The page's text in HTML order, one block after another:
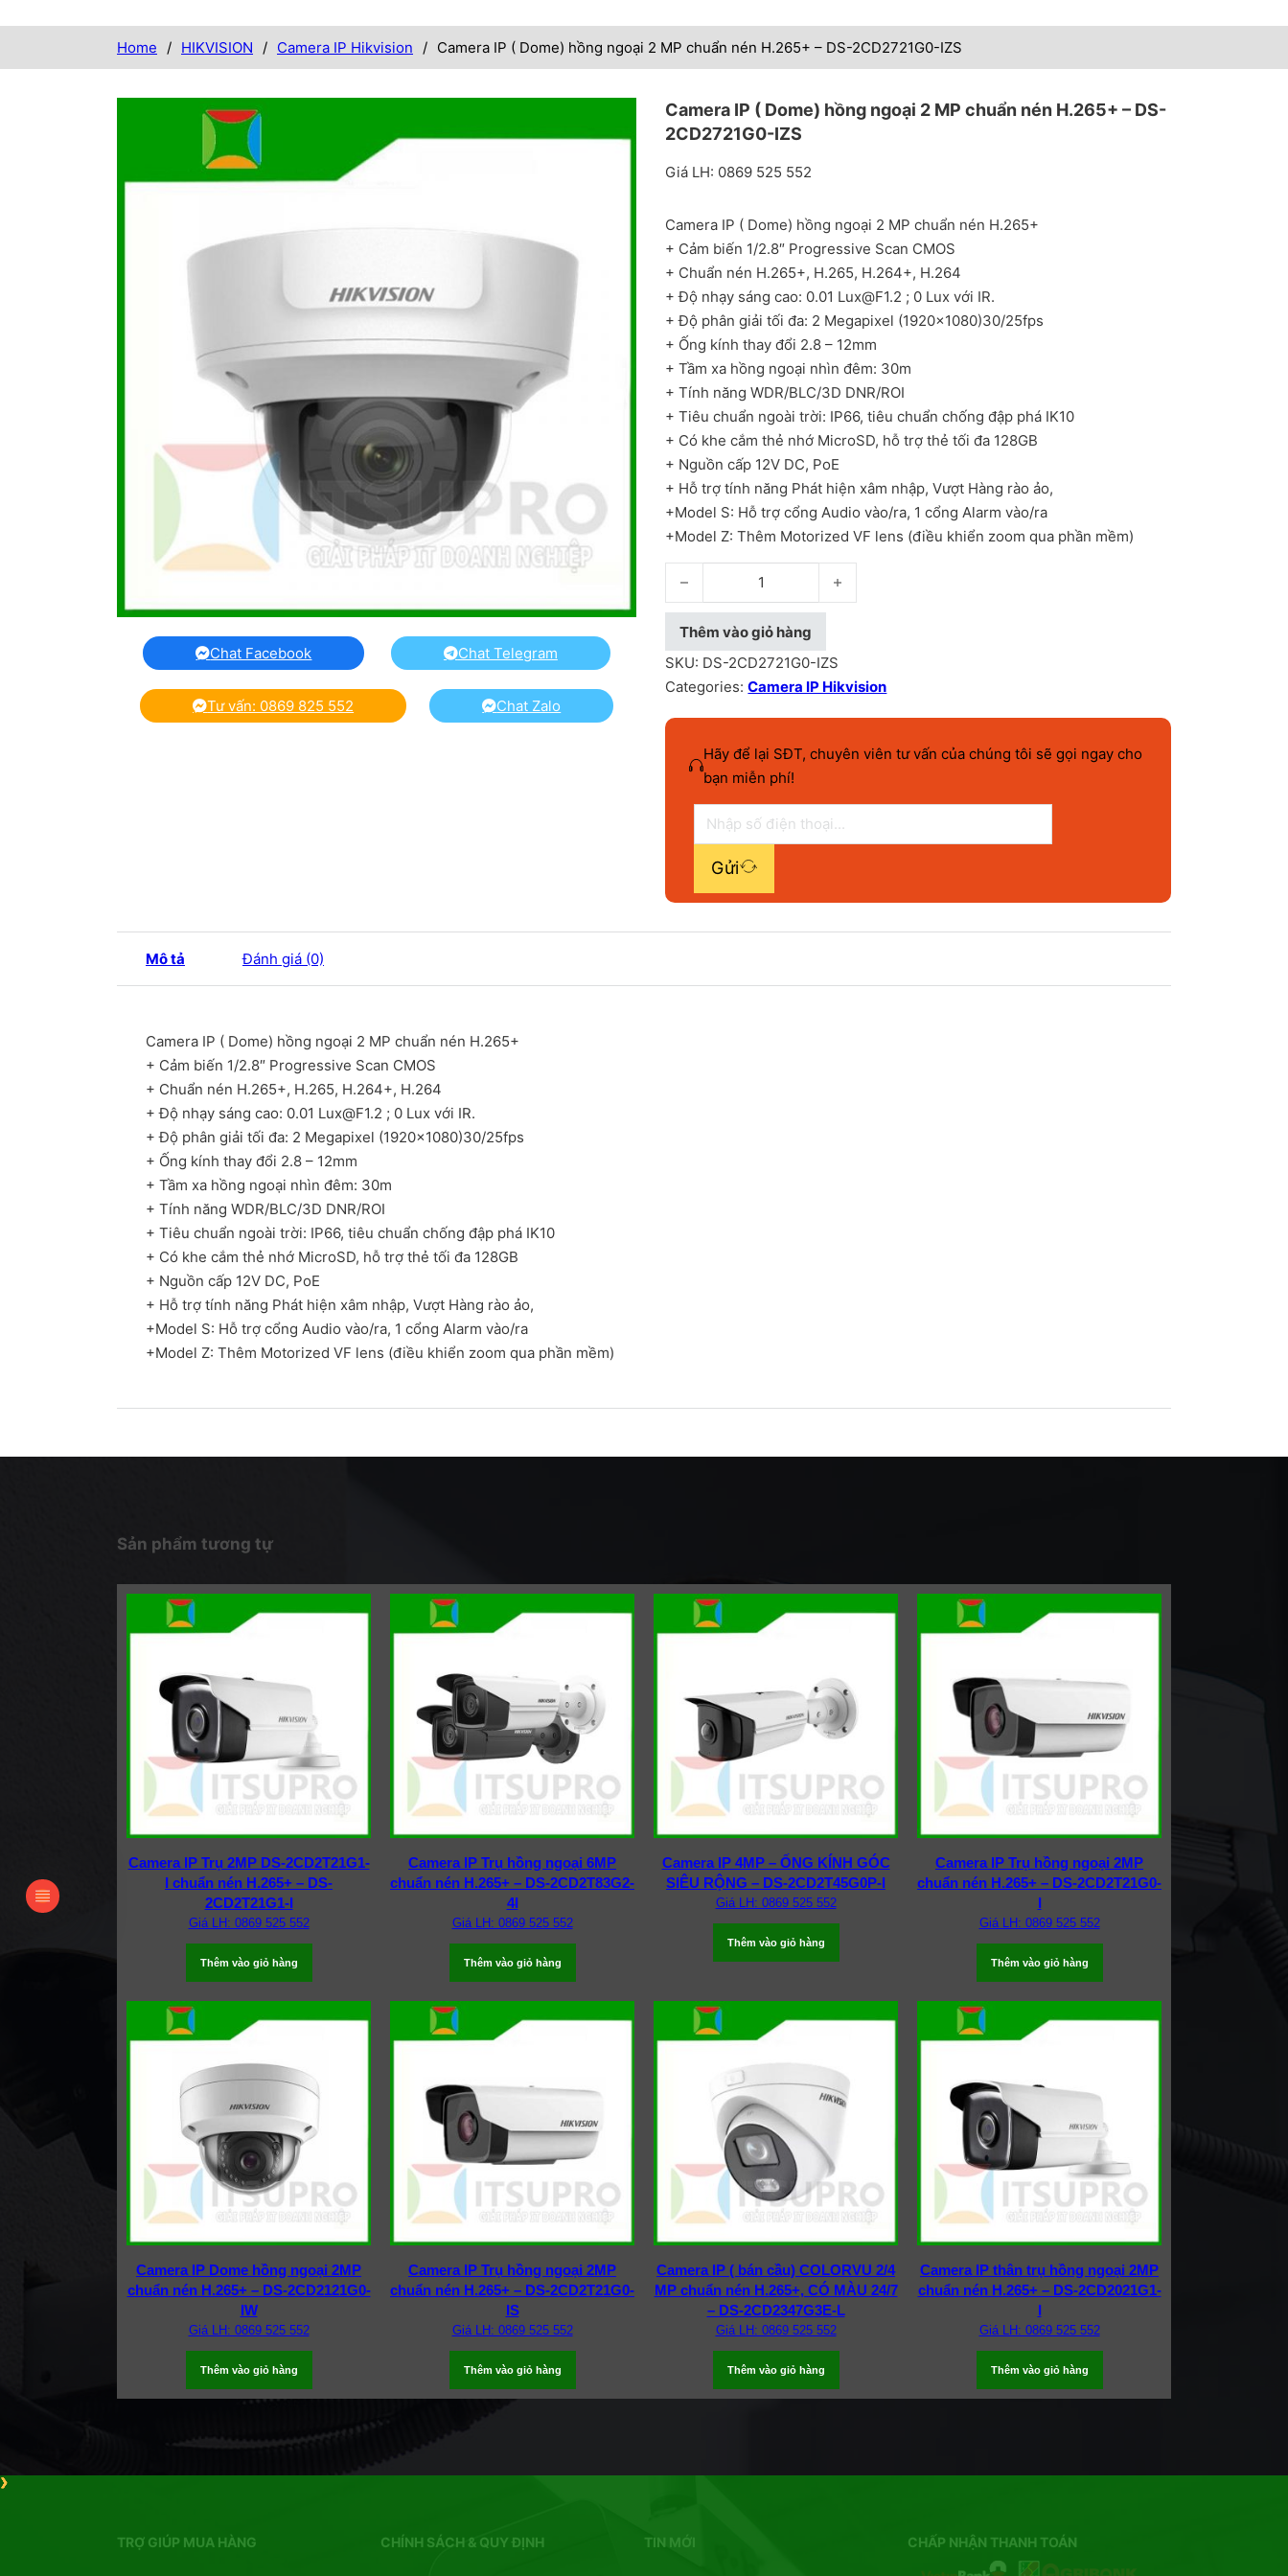
Home / HIKVISION / Camera IP Hikvision / Camera IP ( Dome) hồng ngoại 2 MP chuẩn nén H.265+ – DS-2CD2721G0-IZS
Chat Facebook Chat Telegram
Tư vấn: 0869 825 552 Chat Zalo
Camera IP ( Dome) hồng ngoại 2 MP chuẩn nén H.265+ – DS-
2CD2721G0-IZS
Giá LH: 0869 525 552
Camera IP ( Dome) hồng ngoại 2 MP chuẩn nén H.265+
+ Cảm biến 1/2.8″ Progressive Scan CMOS
+ Chuẩn nén H.265+, H.265, H.264+, H.264
+ Độ nhạy sáng cao: 0.01 Lux@F1.2 ; 0 Lux với IR.
+ Độ phân giải tối đa: 2 Megapixel (1920×1080)30/25fps
+ Ống kính thay đổi 2.8 – 12mm
+ Tầm xa hồng ngoại nhìn đêm: 30m
+ Tính năng WDR/BLC/3D DNR/ROI
+ Tiêu chuẩn ngoài trời: IP66, tiêu chuẩn chống đập phá IK10
+ Có khe cắm thẻ nhớ MicroSD, hỗ trợ thẻ tối đa 128GB
+ Nguồn cấp 12V DC, PoE
+ Hỗ trợ tính năng Phát hiện xâm nhập, Vượt Hàng rào ảo,
+Model S: Hỗ trợ cổng Audio vào/ra, 1 cổng Alarm vào/ra
+Model Z: Thêm Motorized VF lens (điều khiển zoom qua phần mềm)
Camera IP ( Dome) hồng ngoại 2 MP chuẩn nén H.265+ - DS-2CD2721G0-IZS số lượng
Thêm vào giỏ hàng
SKU: DS-2CD2721G0-IZS
Categories:Camera IP Hikvision
Hãy để lại SĐT, chuyên viên tư vấn của chúng tôi sẽ gọi ngay cho
bạn miễn phí!
Gửi
Mô tả Đánh giá (0)
Camera IP ( Dome) hồng ngoại 2 MP chuẩn nén H.265+
+ Cảm biến 1/2.8″ Progressive Scan CMOS
+ Chuẩn nén H.265+, H.265, H.264+, H.264
+ Độ nhạy sáng cao: 0.01 Lux@F1.2 ; 0 Lux với IR.
+ Độ phân giải tối đa: 2 Megapixel (1920×1080)30/25fps
+ Ống kính thay đổi 2.8 – 12mm
+ Tầm xa hồng ngoại nhìn đêm: 30m
+ Tính năng WDR/BLC/3D DNR/ROI
+ Tiêu chuẩn ngoài trời: IP66, tiêu chuẩn chống đập phá IK10
+ Có khe cắm thẻ nhớ MicroSD, hỗ trợ thẻ tối đa 128GB
+ Nguồn cấp 12V DC, PoE
+ Hỗ trợ tính năng Phát hiện xâm nhập, Vượt Hàng rào ảo,
+Model S: Hỗ trợ cổng Audio vào/ra, 1 cổng Alarm vào/ra
+Model Z: Thêm Motorized VF lens (điều khiển zoom qua phần mềm)
Sản phẩm tương tự
Camera IP Trụ 2MP DS-2CD2T21G1-
I chuẩn nén H.265+ – DS-
2CD2T21G1-I
Giá LH: 0869 525 552
Thêm vào giỏ hàng
Camera IP Trụ hồng ngoại 6MP
chuẩn nén H.265+ – DS-2CD2T83G2-
4I
Giá LH: 0869 525 552
Thêm vào giỏ hàng
Camera IP 4MP – ỐNG KÍNH GÓC
SIÊU RỘNG – DS-2CD2T45G0P-I
Giá LH: 0869 525 552
Thêm vào giỏ hàng
Camera IP Trụ hồng ngoại 2MP
chuẩn nén H.265+ – DS-2CD2T21G0-
I
Giá LH: 0869 525 552
Thêm vào giỏ hàng
Camera IP Dome hồng ngoại 2MP
chuẩn nén H.265+ – DS-2CD2121G0-
IW
Giá LH: 0869 525 552
Thêm vào giỏ hàng
Camera IP Trụ hồng ngoại 2MP
chuẩn nén H.265+ – DS-2CD2T21G0-
IS
Giá LH: 0869 525 552
Thêm vào giỏ hàng
Camera IP ( bán cầu) COLORVU 2/4
MP chuẩn nén H.265+, CÓ MÀU 24/7
– DS-2CD2347G3E-L
Giá LH: 0869 525 552
Thêm vào giỏ hàng
Camera IP thân trụ hồng ngoại 2MP
chuẩn nén H.265+ – DS-2CD2021G1-
I
Giá LH: 0869 525 552
Thêm vào giỏ hàng
TRỢ GIÚP MUA HÀNG CHÍNH SÁCH & QUY ĐỊNH TIN MỚI CHẤP NHẬN THANH TOÁN